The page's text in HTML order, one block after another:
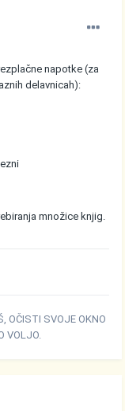
napotke (za
delavnicah):
množice knjig.
OČISTI SVOJE OKNO
VOLJO.